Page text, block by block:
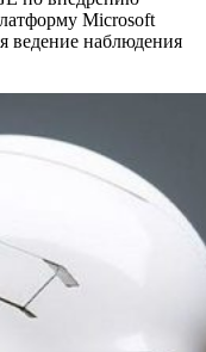
Microsoft
ведение наблюдения